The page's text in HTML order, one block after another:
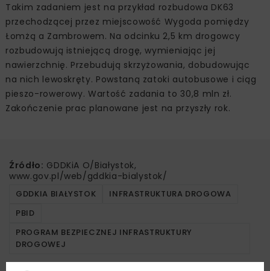
Takim zadaniem jest na przykład rozbudowa DK63
przechodzącej przez miejscowość Wygoda pomiędzy
Łomżą a Zambrowem. Na odcinku 2,5 km drogowcy
rozbudowują istniejącą drogę, wymieniając jej
nawierzchnię. Przebudują skrzyżowania, dobudowując
na nich lewoskręty. Powstaną zatoki autobusowe i ciąg
pieszo-rowerowy. Wartość zadania to 30,8 mln zł.
Zakończenie prac planowane jest na przyszły rok.
Źródło: GDDKiA O/Białystok,
www.gov.pl/web/gddkia-bialystok/
GDDKIA BIAŁYSTOK
INFRASTRUKTURA DROGOWA
PBID
PROGRAM BEZPIECZNEJ INFRASTRUKTURY
DROGOWEJ